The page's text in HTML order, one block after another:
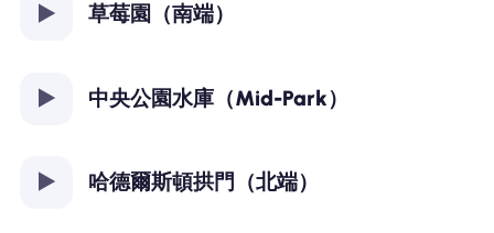
草莓園（南端）
中央公園水庫（Mid-Park）
哈德爾斯頓拱門（北端）